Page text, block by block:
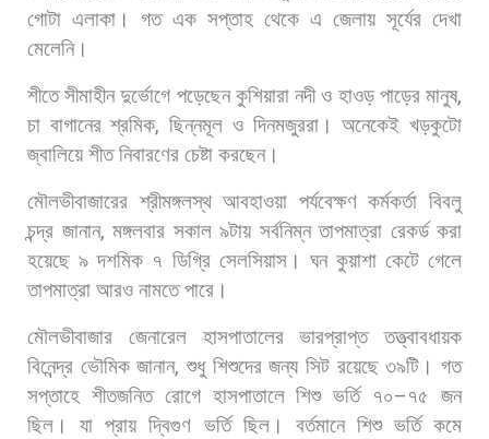
গোটা এলাকা। গত এক সপ্তাহ থেকে এ জেলায় সূর্যের দেখা
মেলেনি।
শীতে সীমাহীন দুর্ভোগে পড়েছেন কুশিয়ারা নদী ও হাওড় পাড়ের মানুষ,
চা বাগানের শ্রমিক,ছিন্নমূল ও দিনমজুররা। অনেকেই খড়কুটো
জ্বালিয়ে শীত নিবারণের চেষ্টা করছেন।
মৌলভীবাজারের শ্রীমঙ্গলস্থ আবহাওয়া পর্যবেক্ষণ কর্মকর্তা বিবলু
চন্দ্র জানান, মঙ্গলবার সকাল ৯টায় সর্বনিম্ন তাপমাত্রা রেকর্ড করা
হয়েছে ৯ দশমিক ৭ ডিগ্রি সেলসিয়াস। ঘন কুয়াশা কেটে গেলে
তাপমাত্রা আরও নামতে পারে।
মৌলভীবাজার জেনারেল হাসপাতালের ভারপ্রাপ্ত
তত্ত্বাবধায়ক
বিনেন্দ্র ভৌমিক জানান,শুধু শিশুদের জন্য সিট রয়েছে ৩৯টি। গত
সপ্তাহে শীতজনিত রোগে হাসপাতালে শিশু ভর্তি ৭০–৭৫
জন
ছিল।
যা প্রায় দ্বিগুণ ভর্তি ছিল। বর্তমানে শিশু ভর্তি কমে